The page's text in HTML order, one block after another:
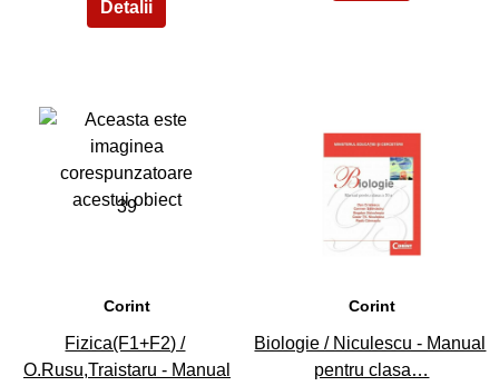
39
Corint
Fizica(F1+F2) /
O.Rusu,Traistaru - Manual
40
Corint
Biologie / Niculescu - Manual
pentru clasa…